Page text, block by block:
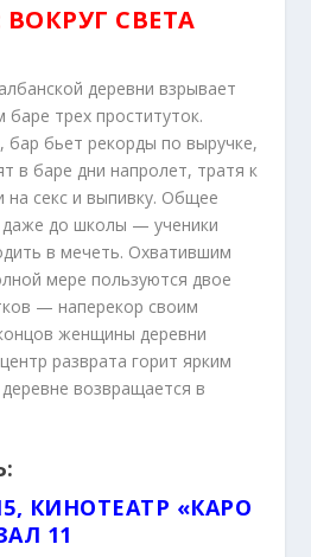
СВЕТА
деревни взрывает
трех проституток.
бьет рекорды по выручке,
в баре дни напролет, тратя к
на секс и выпивку. Общее
даже до школы — ученики
в мечеть. Охватившим
мере пользуются двое
— наперекор своим
женщины деревни
разврата горит ярким
возвращается в
КИНОТЕАТР «КАРО
11